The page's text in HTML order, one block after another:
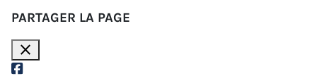
PARTAGER LA PAGE
close